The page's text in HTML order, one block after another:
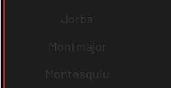
Jorba
Montmajor
Montesquiu